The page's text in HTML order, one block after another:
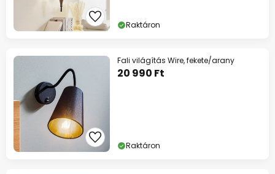
Raktáron
Fali világítás Wire, fekete/arany
20 990 Ft
Raktáron